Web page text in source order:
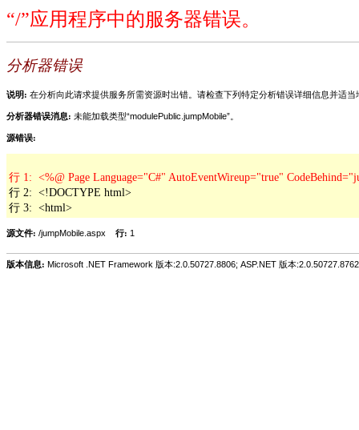
“/”应用程序中的服务器错误。
分析器错误
说明: 在分析向此请求提供服务所需资源时出错。请检查下列特定分析错误详细信息并适当
分析器错误消息: 未能加载类型“modulePublic.jumpMobile”。
源错误:
行 2:  <!DOCTYPE html>
行 3:  <html>
源文件: /jumpMobile.aspx 行: 1
版本信息: Microsoft .NET Framework 版本:2.0.50727.8806; ASP.NET 版本:2.0.50727.8762